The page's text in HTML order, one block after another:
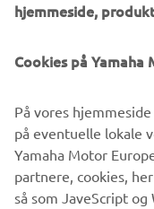
.
hjemmeside,
Cookies på Yamaha
På vores
på eventuelle lokale
Yamaha Motor
partnere, cookies,
så som JaveScript